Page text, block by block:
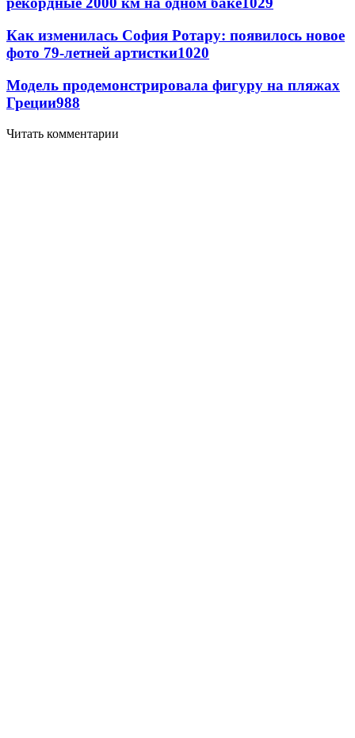
Как изменилась София Ротару: появилось новое
фото 79-летней артистки1020
Модель продемонстрировала фигуру на пляжах
Греции988
Читать комментарии